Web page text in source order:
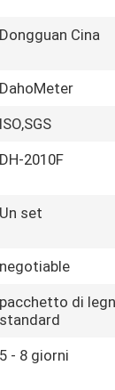
Dongguan Cina
DahoMeter
ISO,SGS
DH-2010F
Un set
negotiable
pacchetto di
standard
5 - 8 giorni